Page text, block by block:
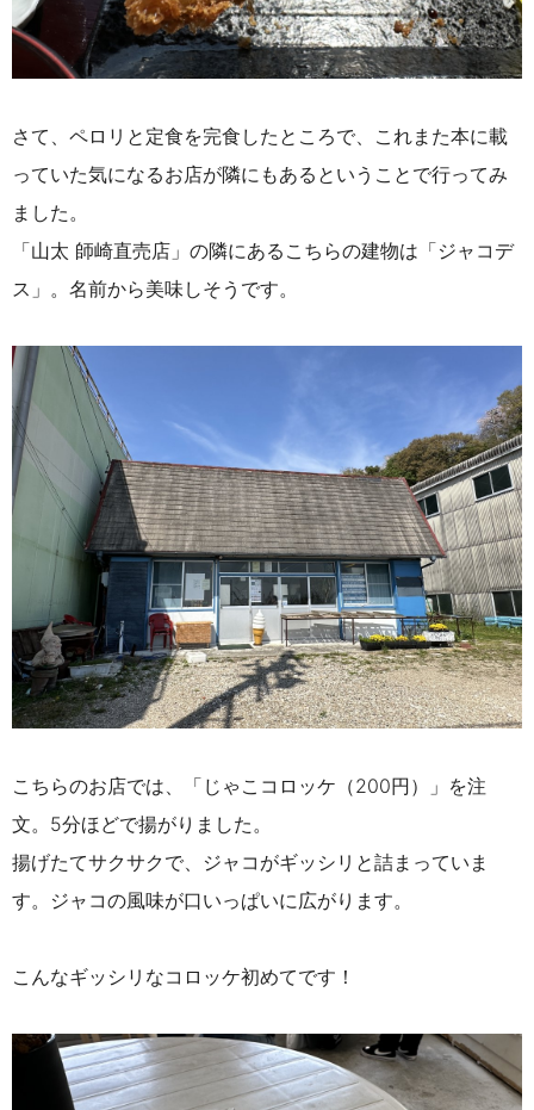
さて、ペロリと定食を完食したところで、これまた本に載
っていた気になるお店が隣にもあるということで行ってみ
ました。
「山太 師崎直売店」の隣にあるこちらの建物は「ジャコデ
ス」。名前から美味しそうです。
こちらのお店では、「じゃこコロッケ（200円）」を注
文。5分ほどで揚がりました。
揚げたてサクサクで、ジャコがギッシリと詰まっていま
す。ジャコの風味が口いっぱいに広がります。
こんなギッシリなコロッケ初めてです！